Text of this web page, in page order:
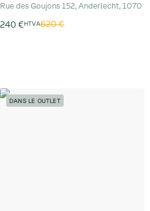
Rue des Goujons 152, Anderlecht, 1070
240 €HTVA620 €
DANS LE OUTLET